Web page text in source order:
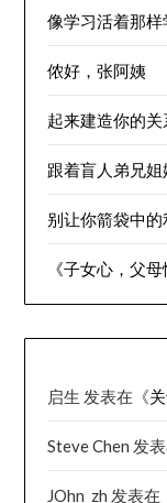
像学习活着那
侬好，张阿姨
起来建造你的
跟着盲人弟兄
别让你箭袋中
《子女心，父
启生 发表在《
Steve Chen 发
JOhn_zh 发表在